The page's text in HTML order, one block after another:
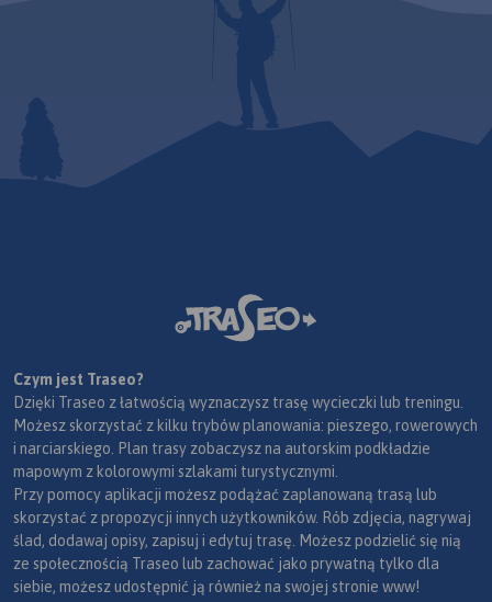
Czym jest Traseo?
Dzięki Traseo z łatwością wyznaczysz trasę wycieczki lub treningu.
Możesz skorzystać z kilku trybów planowania: pieszego, rowerowych
i narciarskiego. Plan trasy zobaczysz na autorskim podkładzie
mapowym z kolorowymi szlakami turystycznymi.
Przy pomocy aplikacji możesz podążać zaplanowaną trasą lub
skorzystać z propozycji innych użytkowników. Rób zdjęcia, nagrywaj
ślad, dodawaj opisy, zapisuj i edytuj trasę. Możesz podzielić się nią
ze społecznością Traseo lub zachować jako prywatną tylko dla
siebie, możesz udostępnić ją również na swojej stronie www!